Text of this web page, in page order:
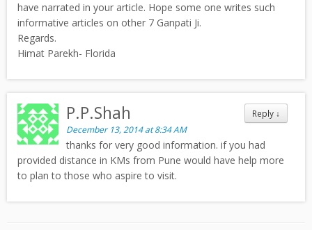
have narrated in your article. Hope some one writes such
informative articles on other 7 Ganpati Ji.
Regards.
Himat Parekh- Florida
Reply ↓
P.P.Shah
December 13, 2014 at 8:34 AM
thanks for very good information. if you had
provided distance in KMs from Pune would have help more
to plan to those who aspire to visit.